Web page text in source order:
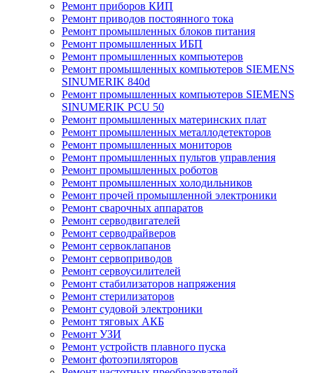
Ремонт приборов КИП
Ремонт приводов постоянного тока
Ремонт промышленных блоков питания
Ремонт промышленных ИБП
Ремонт промышленных компьютеров
Ремонт промышленных компьютеров SIEMENS
SINUMERIK 840d
Ремонт промышленных компьютеров SIEMENS
SINUMERIK PCU 50
Ремонт промышленных материнских плат
Ремонт промышленных металлодетекторов
Ремонт промышленных мониторов
Ремонт промышленных пультов управления
Ремонт промышленных роботов
Ремонт промышленных холодильников
Ремонт прочей промышленной электроники
Ремонт сварочных аппаратов
Ремонт серводвигателей
Ремонт серводрайверов
Ремонт сервоклапанов
Ремонт сервоприводов
Ремонт сервоусилителей
Ремонт стабилизаторов напряжения
Ремонт стерилизаторов
Ремонт судовой электроники
Ремонт тяговых АКБ
Ремонт УЗИ
Ремонт устройств плавного пуска
Ремонт фотоэпиляторов